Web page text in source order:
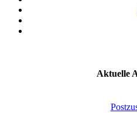
Aktuelle